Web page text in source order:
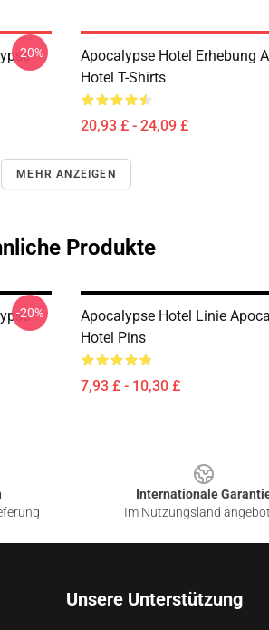
-20%
Apocalypse Hotel Erhebung
Hotel T-Shirts
20,93 £ - 24,09 £
MEHR ANZEIGEN
Produkte
-20%
Apocalypse Hotel Linie
Hotel Pins
7,93 £ - 10,30 £
Internationale
Im Nutzungsland
Unsere Unterstützung